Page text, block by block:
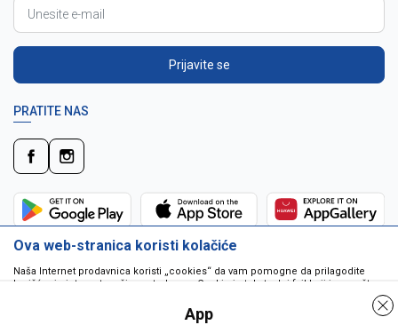
Prijavite se
PRATITE NAS
Ova web-stranica koristi kolačiće
Naša Internet prodavnica koristi „cookies“ da vam pomogne da prilagodite
korišćenje interneta vašim potrebama. Cookie je tekstualni fajl koji je smešten
da pokrenu program ili da isporuče virus vašem računaru. Cookie-i su
jedinstveno dodeljeni vama, i jedino mogu biti pročitani od strane web servera
App